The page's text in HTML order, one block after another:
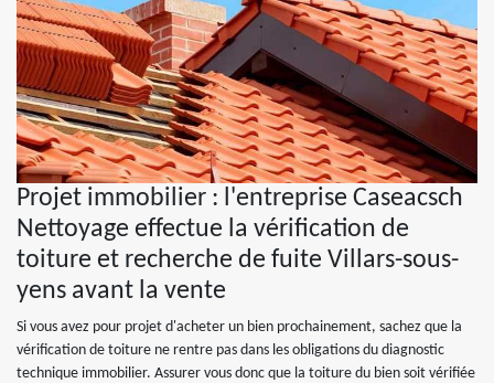
Projet immobilier : l'entreprise Caseacsch
Nettoyage effectue la vérification de
toiture et recherche de fuite Villars-sous-
yens avant la vente
Si vous avez pour projet d'acheter un bien prochainement, sachez que la
vérification de toiture ne rentre pas dans les obligations du diagnostic
technique immobilier. Assurer vous donc que la toiture du bien soit vérifiée